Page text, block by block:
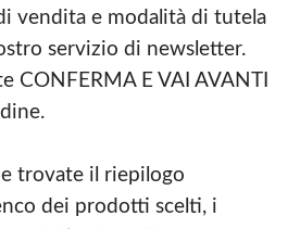
vendita e modalità di tutela
servizio di newsletter.
CONFERMA E VAI AVANTI
trovate il riepilogo
dei prodotti scelti, i